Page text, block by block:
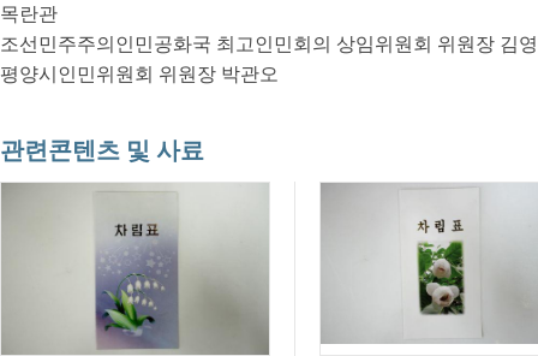
목란관
조선민주주의인민공화국 최고인민회의 상임위원회 위원장 김
평양시인민위원회 위원장 박관오
관련콘텐츠 및 사료